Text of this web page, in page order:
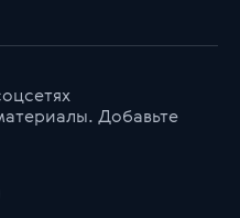
Добавьте